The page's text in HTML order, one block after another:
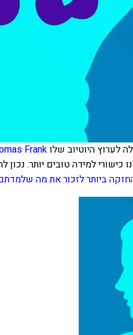
לערוץ היוטיוב שלוFrank
ביותר לזכור את מה